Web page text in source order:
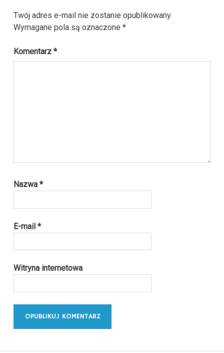
Twój adres e-mail nie zostanie opublikowany.
Wymagane pola są oznaczone*
Komentarz*
Nazwa*
E-mail*
Witryna internetowa